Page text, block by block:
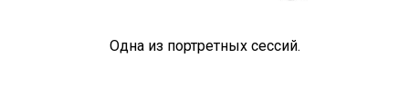
Одна из портретных сессий.